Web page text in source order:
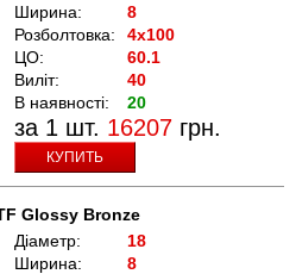
Ширина:
8
Розболтовка:
4x100
ЦО:
60.1
Виліт:
40
В наявності:
20
за 1 шт. 16207 грн.
КУПИТЬ
Glossy Bronze
Діаметр:
18
Ширина:
8